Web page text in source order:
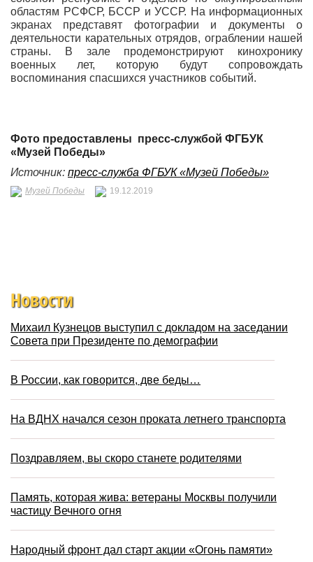
областям РСФСР, БССР и УССР. На информационных
экранах представят фотографии и документы о
деятельности карательных отрядов, ограблении нашей
страны. В зале продемонстрируют кинохронику
военных лет, которую будут сопровождать
воспоминания спасшихся участников событий.
Фото предоставлены пресс-службой ФГБУК
«Музей Победы»
Источник: пресс-служба ФГБУК «Музей Победы»
Музей Победы 19.12.2019
Новости
Михаил Кузнецов выступил с докладом на заседании
Совета при Президенте по демографии
В России, как говорится, две беды…
На ВДНХ начался сезон проката летнего транспорта
Поздравляем, вы скоро станете родителями
Память, которая жива: ветераны Москвы получили
частицу Вечного огня
Народный фронт дал старт акции «Огонь памяти»